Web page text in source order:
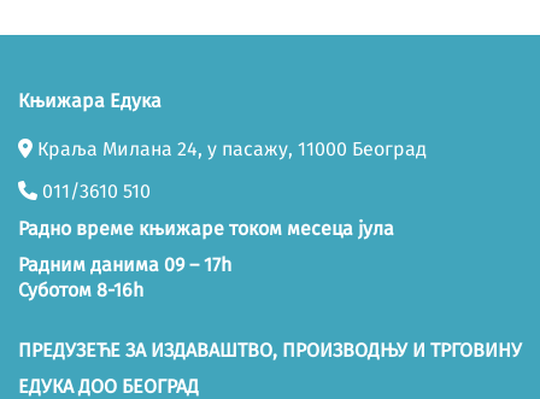
Књижара Едука
Краља Милана 24, у пасажу, 11000 Београд
011/3610 510
Радно време књижаре током месеца јула
Радним данима 09 – 17h
Суботом 8-16h
ПРЕДУЗЕЋЕ ЗА ИЗДАВАШТВО, ПРОИЗВОДЊУ И ТРГОВИНУ
ЕДУКА ДОО БЕОГРАД